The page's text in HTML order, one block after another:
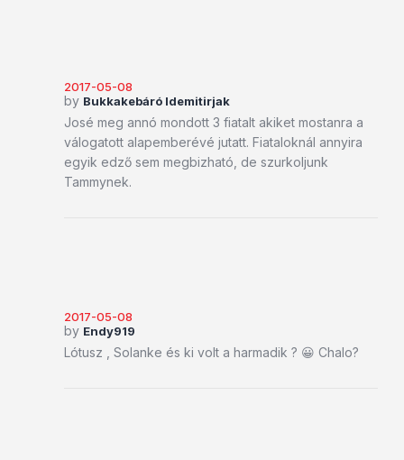
2017-05-08
by Bukkakebáró Idemitirjak
José meg annó mondott 3 fiatalt akiket mostanra a
válogatott alapemberévé jutatt. Fiataloknál annyira
egyik edző sem megbizható, de szurkoljunk
Tammynek.
2017-05-08
by Endy919
Lótusz , Solanke és ki volt a harmadik ? 😀 Chalo?